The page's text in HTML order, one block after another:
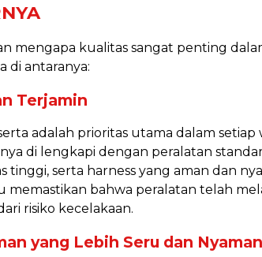
mengapa kualitas sangat penting
di antaranya:
Terjamin
adalah prioritas utama dalam setiap
di lengkapi dengan peralatan
tinggi, serta harness yang aman dan
memastikan bahwa peralatan telah
risiko kecelakaan.
yang Lebih Seru dan Nyaman